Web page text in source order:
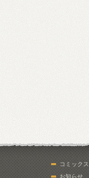
コミックス
お知らせ